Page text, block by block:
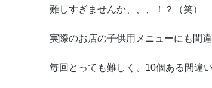
難しすぎませんか、、、！？（笑）
実際のお店の子供用メニューにも間
毎回とっても難しく、10個ある間違